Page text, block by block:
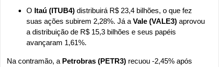
O Itaú (ITUB4) distribuirá R$ 23,4 bilhões, o que fez
suas ações subirem 2,28%. Já a Vale (VALE3) aprovou
a distribuição de R$ 15,3 bilhões e seus papéis
avançaram 1,61%.
Na contramão, a Petrobras (PETR3)